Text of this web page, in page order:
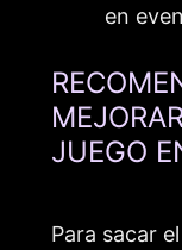
en
JUEGO
Para sacar